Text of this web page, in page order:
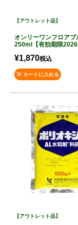
【アウトレット品】
オンリーワンフロア
250ml【有効期限2026
¥1,870税込
カートに入れる
【アウトレット品】